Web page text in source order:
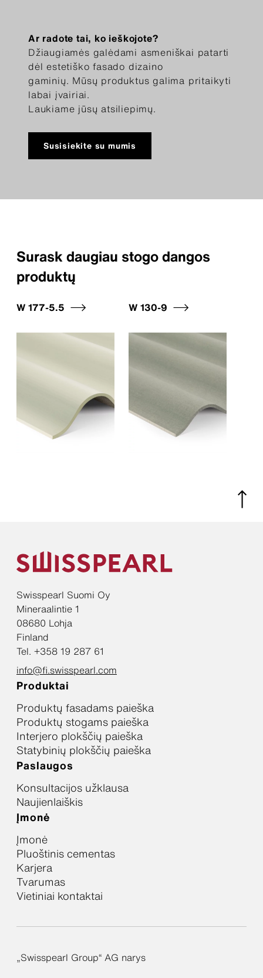
Ar radote tai, ko ieškojote?
Džiaugiamės galėdami asmeniškai patarti
dėl estetiško fasado dizaino
gaminių. Mūsų produktus galima pritaikyti
labai įvairiai.
Laukiame jūsų atsiliepimų.
Susisiekite su mumis
Surask daugiau stogo dangos
produktų
W 177-5.5 W 130-9
Swisspearl Suomi Oy
Mineraalintie 1
08680 Lohja
Finland
Tel. +358 19 287 61
info@fi.swisspearl.com
Produktai
Produktų fasadams paieška
Produktų stogams paieška
Interjero plokščių paieška
Statybinių plokščių paieška
Paslaugos
Konsultacijos užklausa
Naujienlaiškis
Įmonė
Įmonė
Pluoštinis cementas
Karjera
Tvarumas
Vietiniai kontaktai
„Swisspearl Group“ AG narys